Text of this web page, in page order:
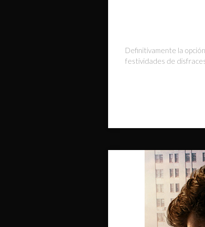
Definitivamente la
festividades de